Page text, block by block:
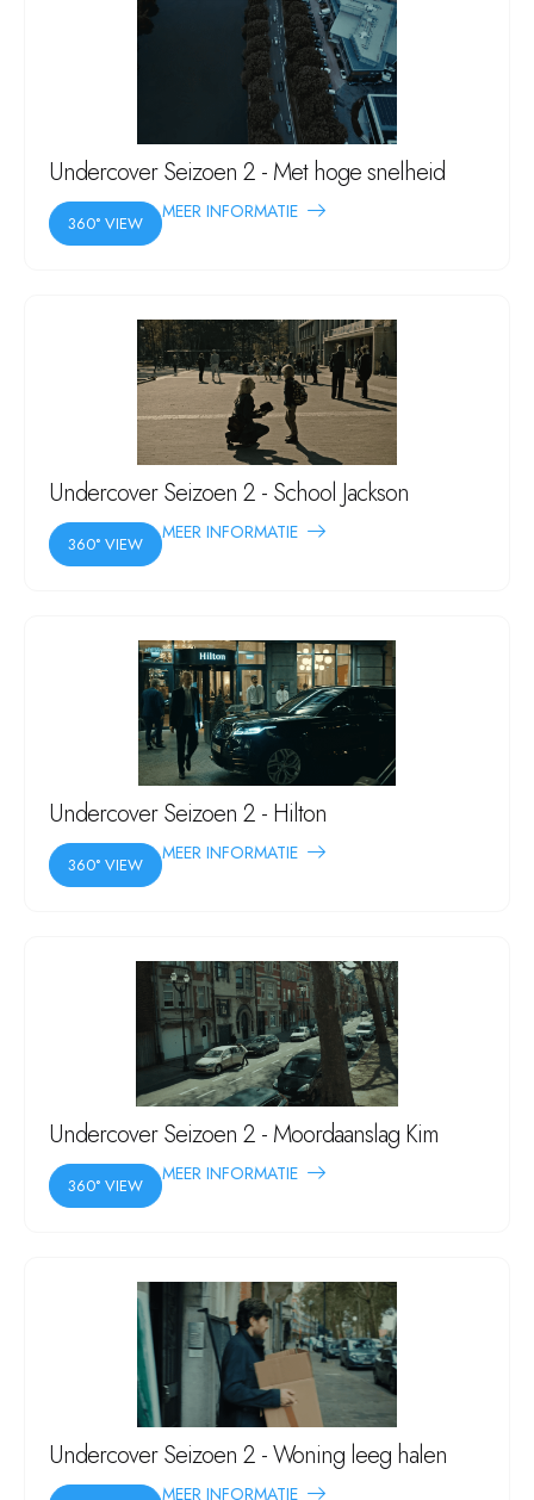
Undercover Seizoen 2 - Met hoge snelheid
360° VIEW
MEER INFORMATIE
Undercover Seizoen 2 - School Jackson
360° VIEW
MEER INFORMATIE
Undercover Seizoen 2 - Hilton
360° VIEW
MEER INFORMATIE
Undercover Seizoen 2 - Moordaanslag Kim
360° VIEW
MEER INFORMATIE
Undercover Seizoen 2 - Woning leeg halen
MEER INFORMATIE